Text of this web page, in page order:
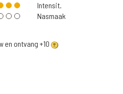
Intensit.
Nasmaak
en ontvang +10